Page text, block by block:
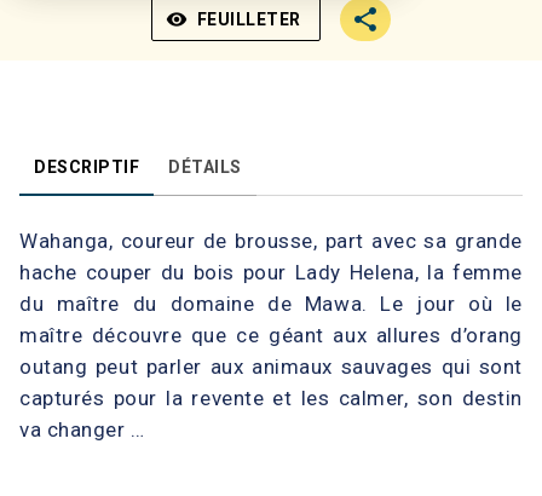
visibility FEUILLETER
DESCRIPTIF DÉTAILS
Wahanga, coureur de brousse, part avec sa grande
hache couper du bois pour Lady Helena, la femme
du maître du domaine de Mawa. Le jour où le
maître découvre que ce géant aux allures d’orang
outang peut parler aux animaux sauvages qui sont
capturés pour la revente et les calmer, son destin
va changer …